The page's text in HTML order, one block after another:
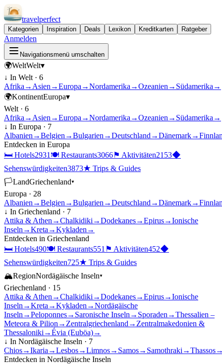
travelperfect
Kategorien Inspiration Deals Lexikon Kreditkarten Ratgeber
Anmelden
Navigationsmenü umschalten
🌍WeltWelt▾
↓ In Welt · 6
Afrika → Asien →Europa →Nordamerika →Ozeanien → Südamerika →
🌍KontinentEuropa▾
Welt · 6
Afrika → Asien →Europa →Nordamerika →Ozeanien → Südamerika →
↓ In Europa · 7
Albanien →Belgien →Bulgarien →Deutschland →Dänemark→
Entdecken in Europa
🛏 Hotels2931 🍽 Restaurants3066⚑ Aktivitäten2153◆
Sehenswürdigkeiten3873★ Trips & Guides
🏳LandGriechenland▾
Europa · 28
Albanien →Belgien →Bulgarien →Deutschland →Dänemark→
↓ In Griechenland · 7
Attika & Athen →Chalkidiki →Dodekanes→Epirus→Ionische
Inseln →Kreta →Kykladen →
Entdecken in Griechenland
🛏 Hotels490🍽 Restaurants551 ⚑ Aktivitäten452◆
Sehenswürdigkeiten725★ Trips & Guides
🏔RegionNordägäische Inseln▾
Griechenland · 15
Attika & Athen →Chalkidiki →Dodekanes→Epirus→Ionische
Inseln →Kreta →Kykladen →Nordägäische
Inseln →Peloponnes→ Saronische Inseln → Sporaden →Thessalien –
Meteora & Pilion → Zentralgriechenland → Zentralmakedonien &
Thessaloniki →Évia (Euböa)→
↓ In Nordägäische Inseln · 7
Chios→Ikaria →Lesbos→Limnos→ Samos→ Samothraki →Thassos
Entdecken in Nordägäische Inseln